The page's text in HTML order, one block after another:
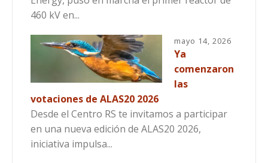
460 kV en...
mayo 14, 2026
Ya
comenzaron
las
votaciones de ALAS20 2026
Desde el Centro RS te invitamos a participar
en una nueva edición de ALAS20 2026,
iniciativa impulsa...